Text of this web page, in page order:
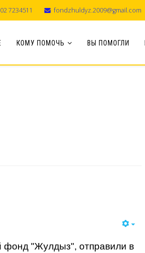
7234511 fondzhuldyz.2009@gmail.com
КОМУ ПОМОЧЬ ВЫ ПОМОГЛИ
фонд "Жулдыз", отправили в